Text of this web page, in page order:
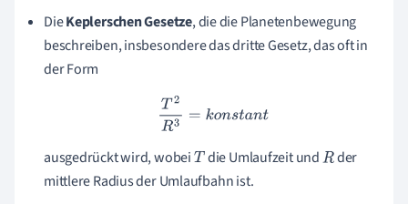
DieKeplerschen Gesetze, die die Planetenbewegung
beschreiben, insbesondere das dritte Gesetz, das oft in
der Form
T2 R3= konstant
ausgedrückt wird, wobeiT die Umlaufzeit undR der
mittlere Radius der Umlaufbahn ist.